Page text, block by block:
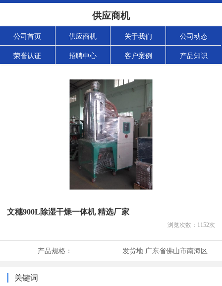
供应商机
公司首页 供应商机 关于我们 公司动态
荣誉认证 招聘中心 客户案例 产品知识
文穗900L除湿干燥一体机 精选厂家
浏览次数： 1152次
产品规格： 发货地:广东省佛山市南海区
关键词